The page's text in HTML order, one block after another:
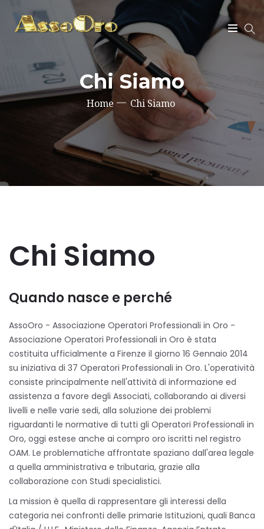
Chi Siamo
Home Chi Siamo
Chi Siamo
Quando nasce e perché
AssoOro - Associazione Operatori Professionali in Oro -
Associazione Operatori Professionali in Oro è stata
costituita ufficialmente a Firenze il giorno 16 Gennaio 2014
su iniziativa di 37 Operatori Professionali in Oro. L'operatività
consiste principalmente nell'attività di informazione ed
assistenza a favore degli Associati, collaborando ai diversi
livelli e nelle varie sedi, alla soluzione dei problemi
riguardanti le normative di tutti gli Operatori Professionali in
Oro, oggi estese anche ai compro oro iscritti nel registro
OAM. Le problematiche affrontate spaziano dall'area legale
a quella amministrativa e tributaria, grazie alla
collaborazione con Studi specialistici.
La mission è quella di rappresentare gli interessi della
categoria nei confronti delle primarie Istituzioni, quali Banca